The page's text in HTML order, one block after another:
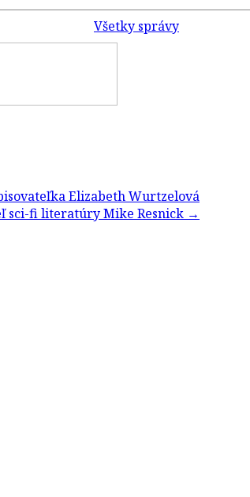
Všetky správy
Elizabeth Wurtzelová
sci-fi literatúry Mike Resnick →